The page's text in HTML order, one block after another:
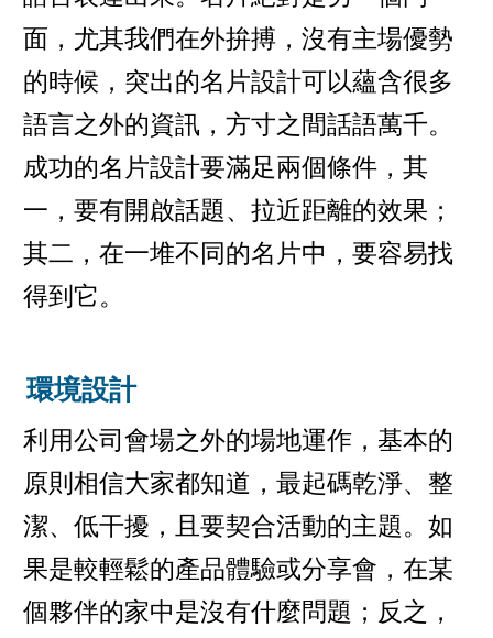
面，尤其我們在外拚搏，沒有主場優勢
的時候，突出的名片設計可以蘊含很多
語言之外的資訊，方寸之間話語萬千。
成功的名片設計要滿足兩個條件，其
一，要有開啟話題、拉近距離的效果；
其二，在一堆不同的名片中，要容易找
得到它。
環境設計
利用公司會場之外的場地運作，基本的
原則相信大家都知道，最起碼乾淨、整
潔、低干擾，且要契合活動的主題。如
果是較輕鬆的產品體驗或分享會，在某
個夥伴的家中是沒有什麼問題；反之，